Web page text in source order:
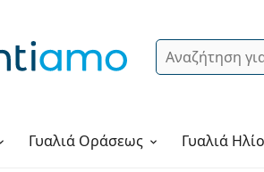
Αναζήτηση
ΓυαλιάΟράσεως Γυαλιά